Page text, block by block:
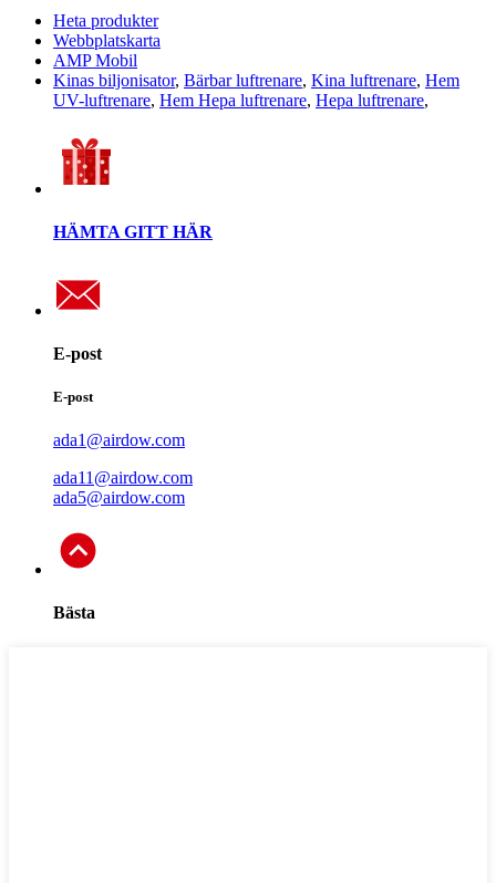
Heta produkter
Webbplatskarta
AMP Mobil
Kinas biljonisator, Bärbar luftrenare, Kina luftrenare, Hem
UV-luftrenare, Hem Hepa luftrenare, Hepa luftrenare,
HÄMTA GITT HÄR
E-post
E-post
ada1@airdow.com
ada11@airdow.com
ada5@airdow.com
Bästa